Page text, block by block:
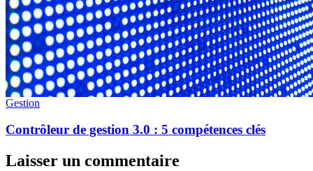
Gestion
Contrôleur de gestion 3.0 : 5 compétences clés
Laisser un commentaire